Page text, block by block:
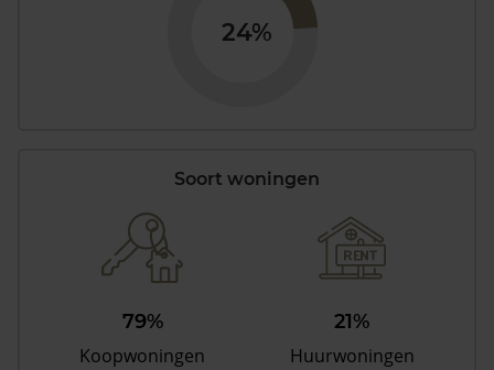
24%
Soort woningen
79%
Koopwoningen
21%
Huurwoningen